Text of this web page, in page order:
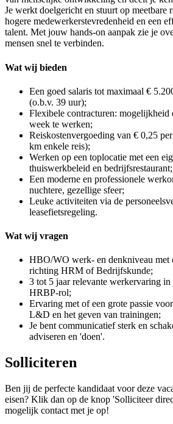
Je werkt doelgericht en stuurt op meetbare
hogere medewerkerstevredenheid en een
talent. Met jouw hands-on aanpak zie je
mensen snel te verbinden.
Wat wij bieden
Een goed salaris tot maximaal €
(o.b.v. 39 uur);
Flexibele contracturen:
week te werken;
Reiskostenvergoeding van € 0,25
km enkele reis);
Werken op een toplocatie met een
thuiswerkbeleid en bedrijfsrestaurant;
Een moderne en professionele
nuchtere, gezellige sfeer;
Leuke activiteiten via de
leasefietsregeling.
Wat wij vragen
HBO/WO werk- en denkniveau met
richting HRM of Bedrijfskunde;
3 tot 5 jaar relevante werkervaring
HRBP-rol;
Ervaring met of een grote passie
L&D en het geven van trainingen;
Je bent communicatief sterk en
adviseren en 'doen'.
Solliciteren
Ben jij de perfecte kandidaat voor deze
eisen? Klik dan op de knop 'Solliciteer
mogelijk contact met je op!